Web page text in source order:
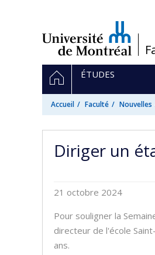
/
Navigation
principale
ACCUEIL
ÉTUDES
Accueil Faculté Nouvelles
Diriger un
21 octobre 2024
Pour souligner la
directeur de l'école
ans.